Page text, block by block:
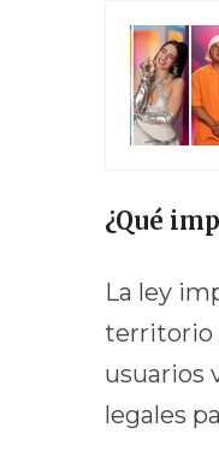
¿Qué
La ley
territorio
usuarios
legales